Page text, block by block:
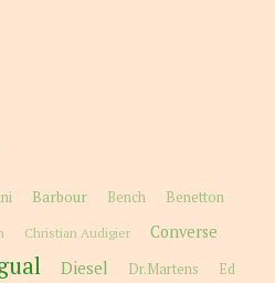
Barbour Bench Benetton
Christian Audigier Converse
Diesel Dr.Martens
Ed